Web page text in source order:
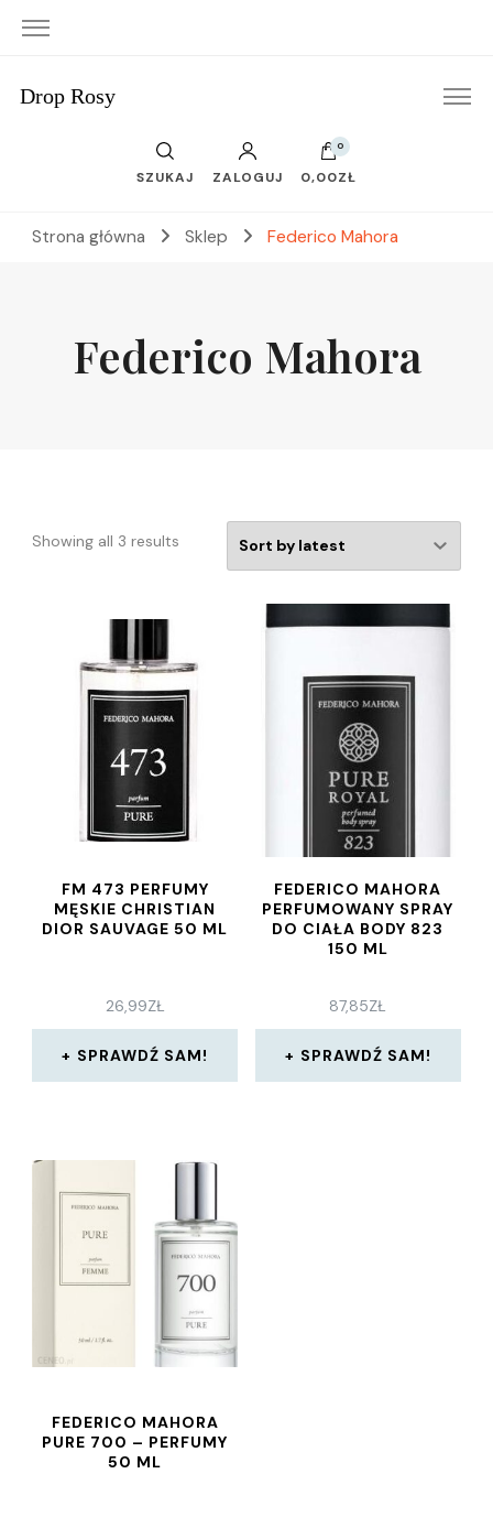
Drop Rosy
SZUKAJ ZALOGUJ
0
0,00ZŁ
Strona główna Sklep Federico Mahora
Federico Mahora
Showing all 3 results
FM 473 PERFUMY
MĘSKIE CHRISTIAN
DIOR SAUVAGE 50 ML
26,99ZŁ
SPRAWDŹ SAM!
FEDERICO MAHORA
PERFUMOWANY SPRAY
DO CIAŁA BODY 823
150 ML
87,85ZŁ
SPRAWDŹ SAM!
FEDERICO MAHORA
PURE 700 – PERFUMY
50 ML